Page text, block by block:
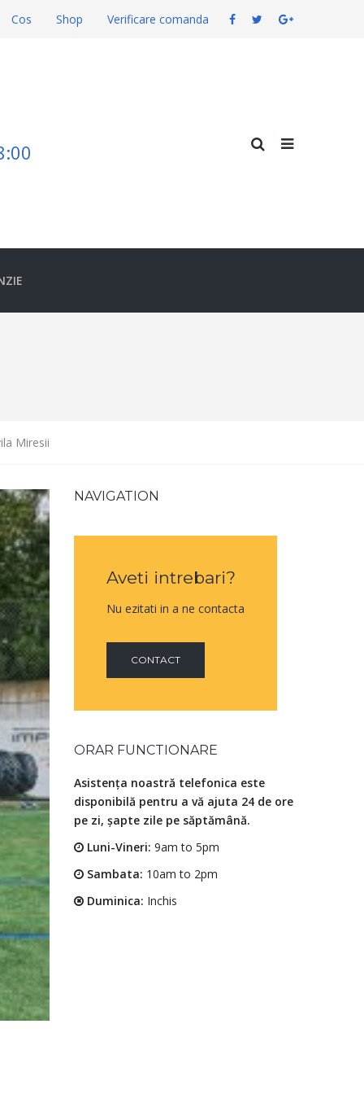
Cos Shop Verificare comanda
Miresii
NAVIGATION
Aveti intrebari?
Nu ezitati in a ne contacta
CONTACT
ORAR FUNCTIONARE
Asistența noastră telefonica este
disponibilă pentru a vă ajuta 24 de ore
pe zi, șapte zile pe săptămână.
Luni-Vineri: 9am to 5pm
Sambata: 10am to 2pm
Duminica: Inchis